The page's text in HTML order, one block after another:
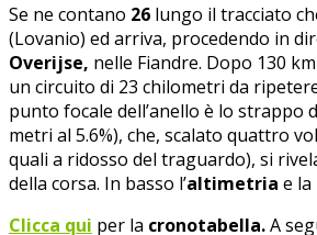
Se ne contano 26 lungo il tracciato
(Lovanio) ed arriva, procedendo in
Overijse, nelle Fiandre. Dopo 130
un circuito di 23 chilometri da
punto focale dell’anello è lo strappo
metri al 5.6%), che, scalato quattro
quali a ridosso del traguardo), si
della corsa. In basso l’altimetria e la
Clicca qui per la cronotabella.A